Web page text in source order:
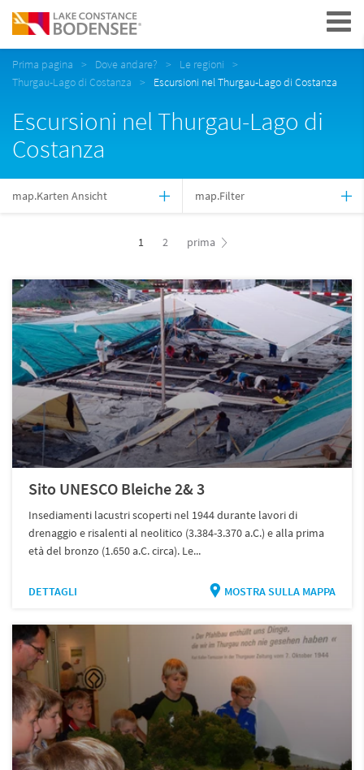
Navigation
Prima pagina Dove andare?
Le regioni
Thurgau-Lago di Costanza
Escursioni nel Thurgau-Lago di Costanza
Escursioni nel Thurgau-Lago di
Costanza
map.Karten Ansicht map.Filter
1 2 prima
Sito UNESCO Bleiche 2& 3
Insediamenti lacustri scoperti nel 1944 durante lavori di
drenaggio e risalenti al neolitico (3.384-3.370 a.C.) e alla prima
età del bronzo (1.650 a.C. circa). Le...
DETTAGLI MOSTRA SULLA MAPPA